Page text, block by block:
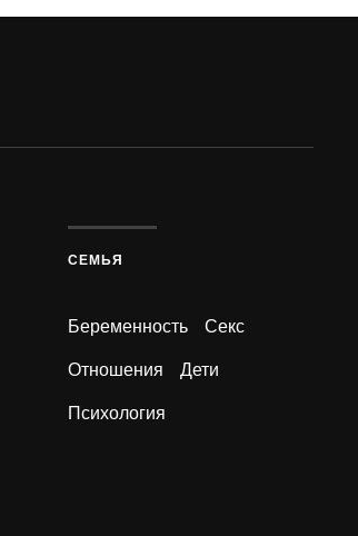
СЕМЬЯ
Беременность Секс
Отношения Дети
Психология